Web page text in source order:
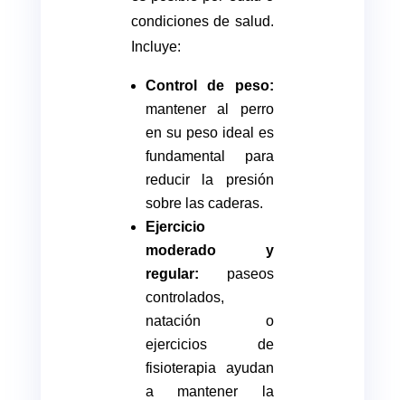
condiciones de salud.
Incluye:
Control de peso:
mantener al perro
en su peso ideal es
fundamental para
reducir la presión
sobre las caderas.
Ejercicio
moderado y
regular: paseos
controlados,
natación o
ejercicios de
fisioterapia ayudan
a mantener la